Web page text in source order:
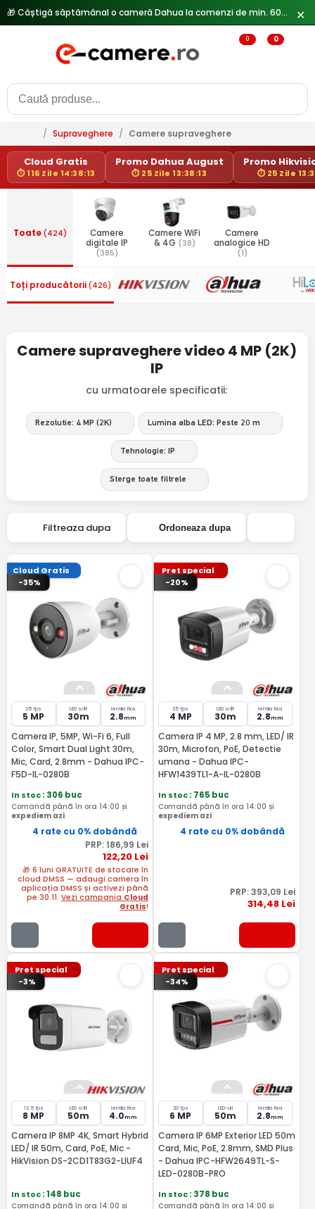
✕
0 0
/ Supraveghere / Camere supraveghere
Cloud Gratis
⏱ 116 Zile 14:38:13
Promo Dahua August
⏱ 25 Zile 13:38:13
Promo
⏱ 25 Zile
Toate(424)
Camere
digitale IP
(385)
Camere WiFi
& 4G (38)
Camere
analogice HD
(1)
Toți producătorii (426)
Camere supraveghere video 4 MP (2K)
IP
cu urmatoarele specificatii:
Rezolutie: 4 MP (2K) Lumina alba LED: Peste 20 m
Tehnologie: IP
Sterge toate filtrele
Filtreaza dupa Ordoneaza dupa
Cloud Gratis
-35%
25 fps
5 MP
LED si IR
30m
lentila fixa
2.8mm
Camera IP, 5MP, Wi-Fi 6, Full
Color, Smart Dual Light 30m,
Mic, Card, 2.8mm - Dahua IPC-
F5D-IL-0280B
In stoc: 306 buc
Comandă până în ora 14:00 și
expediem azi
4 rate cu 0% dobândă
PRP: 186,99 Lei
122,20Lei
🎁 6 luni GRATUITE de stocare în
cloud DMSS — adaugi camera în
aplicația DMSS și activezi până
pe 30.11. Vezi campania Cloud
Gratis!
Pret special
-20%
25 fps
4 MP
LED si IR
30m
lentila fixa
2.8mm
Camera IP 4 MP, 2.8 mm, LED/ IR
30m, Microfon, PoE, Detectie
umana - Dahua IPC-
HFW1439TL1-A-IL-0280B
In stoc: 765 buc
Comandă până în ora 14:00 și
expediem azi
4 rate cu 0% dobândă
PRP:393,09 Lei
314,48 Lei
Pret special
-3%
12.5 fps
8 MP
LED si IR
50m
lentila fixa
4.0mm
Camera IP 8MP 4K, Smart Hybrid
LED/ IR 50m, Card, PoE, Mic -
HikVision DS-2CD1T83G2-LIUF4
In stoc: 148 buc
Comandă până în ora 14:00 și
Pret special
-34%
20 fps
6 MP
LED-uri
50m
lentila fixa
2.8mm
Camera IP 6MP Exterior LED 50m
Card, Mic, PoE, 2.8mm, SMD Plus
- Dahua IPC-HFW2649TL-S-
LED-0280B-PRO
In stoc: 378 buc
Comandă până în ora 14:00 și